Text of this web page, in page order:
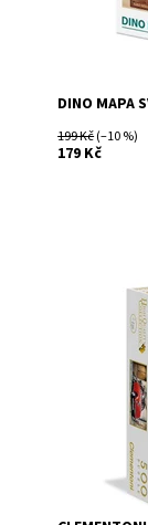
DINO MAPA
199 Kč(–10 %)
179 Kč
Dostupnost: